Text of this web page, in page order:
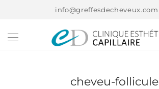
info@greffesdecheveux.com
cheveu-follicule